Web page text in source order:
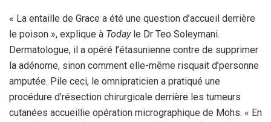
« La entaille de Grace a été une question d’accueil derrière
le poison », explique à Todayle Dr Teo Soleymani.
Dermatologue, il a opéré l’étasunienne contre de supprimer
la adénome, sinon comment elle-même risquait d’personne
amputée. Pile ceci, le omnipraticien a pratiqué une
procédure d’résection chirurgicale derrière les tumeurs
cutanées accueillie opération micrographique de Mohs. « En